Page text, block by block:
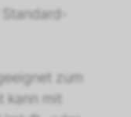
zum
kann mit